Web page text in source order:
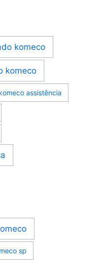
komeco
komeco
assistência
sp